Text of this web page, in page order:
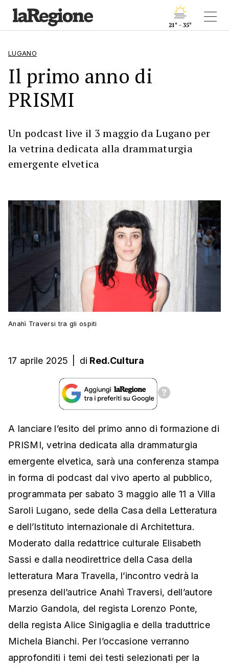
21° - 35°
LUGANO
Il primo anno di
PRISMI
Un podcast live il 3 maggio da Lugano per
la vetrina dedicata alla drammaturgia
emergente elvetica
Anahì Traversi tra gli ospiti
17 aprile 2025 di Red.Cultura
A lanciare l’esito del primo anno di formazione di
PRISMI, vetrina dedicata alla drammaturgia
emergente elvetica, sarà una conferenza stampa
in forma di podcast dal vivo aperto al pubblico,
programmata per sabato 3 maggio alle 11 a Villa
Saroli Lugano, sede della Casa della Letteratura
e dell’Istituto internazionale di Architettura.
Moderato dalla redattrice culturale Elisabeth
Sassi e dalla neodirettrice della Casa della
letteratura Mara Travella, l’incontro vedrà la
presenza dell’autrice Anahì Traversi, dell’autore
Marzio Gandola, del regista Lorenzo Ponte,
della regista Alice Sinigaglia e della traduttrice
Michela Bianchi. Per l’occasione verranno
approfonditi i temi dei testi selezionati per la